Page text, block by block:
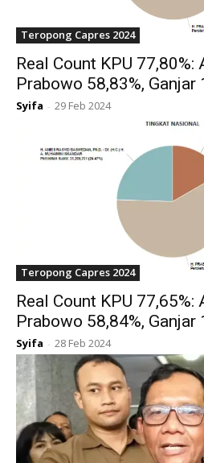
Teropong Capres 2024
Real Count KPU 77,80%:
Prabowo 58,83%, Ganjar
Syifa - 29 Feb 2024
Teropong Capres 2024
Real Count KPU 77,65%:
Prabowo 58,84%, Ganjar
Syifa - 28 Feb 2024